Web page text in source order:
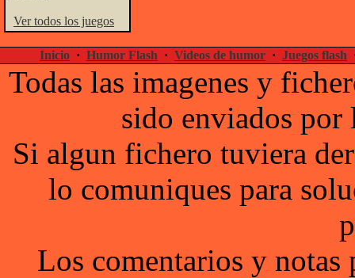
Ver todos los juegos
Inicio · Humor Flash · Videos de humor · Juegos flash
Todas las imagenes y
sido enviados por
Si algun fichero tuviera
lo comuniques para
Los comentarios y notas